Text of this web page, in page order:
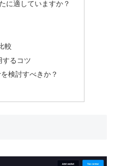
に適していますか？
較
するコツ
検討すべきか？